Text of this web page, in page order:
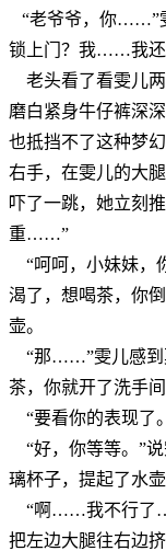
“老爷爷，你……”
锁上门？我……我还
老头看了看雯儿
磨白紧身牛仔裤深
也抵挡不了这种梦
右手，在雯儿的大
吓了一跳，她立刻
重……”
“呵呵，小妹妹，
渴了，想喝茶，你
壶。
“那……”雯儿感到
茶，你就开了洗手
“要看你的表现了
“好，你等等。”
璃杯子，提起了水
“啊……我不行了
把左边大腿往右边